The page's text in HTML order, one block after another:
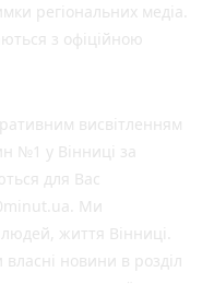
регіональних медіа.
з офіційною
висвітленням
№1 у Вінниці за
для Вас
Ми
життя Вінниці.
новини в розділ